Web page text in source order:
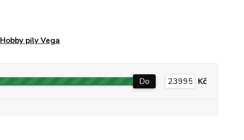
Hobby pily Vega
Do Kč